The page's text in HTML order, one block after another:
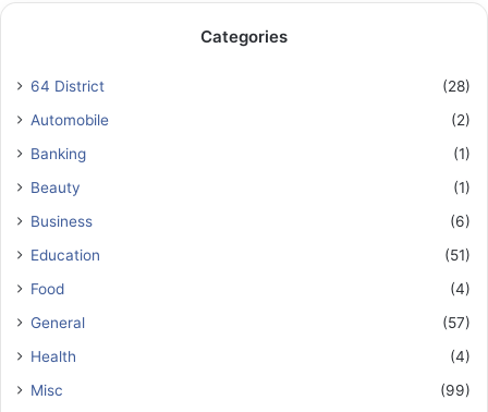
Categories
64 District
(28)
Automobile
(2)
Banking
(1)
Beauty
(1)
Business
(6)
Education
(51)
Food
(4)
General
(57)
Health
(4)
Misc
(99)